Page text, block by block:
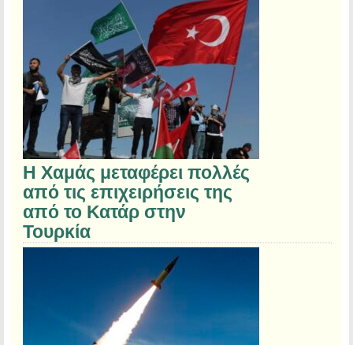
Η Χαμάς μεταφέρει πολλές
από τις επιχειρήσεις της
από το Κατάρ στην
Τουρκία